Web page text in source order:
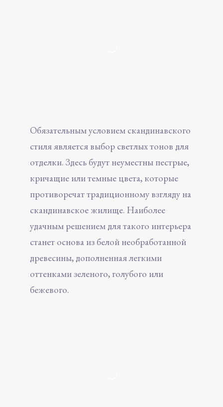
Обязательным условием скандинавского
стиля является выбор светлых тонов для
отделки. Здесь будут неуместны пестрые,
кричащие или темные цвета, которые
противоречат традиционному взгляду на
скандинавское жилище. Наиболее
удачным решением для такого интерьера
станет основа из белой необработанной
древесины, дополненная легкими
оттенками зеленого, голубого или
бежевого.